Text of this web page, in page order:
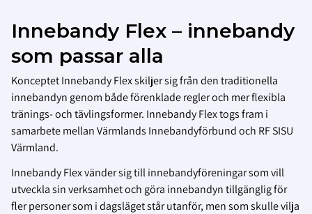
Innebandy Flex – innebandy
som passar alla
Konceptet Innebandy Flex skiljer sig från den traditionella
innebandyn genom både förenklade regler och mer flexibla
tränings- och tävlingsformer. Innebandy Flex togs fram i
samarbete mellan Värmlands Innebandyförbund och RF SISU
Värmland.
Innebandy Flex vänder sig till innebandyföreningar som vill
utveckla sin verksamhet och göra innebandyn tillgänglig för
fler personer som i dagsläget står utanför, men som skulle vilja